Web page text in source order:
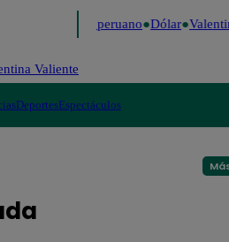
Fútbol peruano Dólar
Valiente
DeportesEspectáculos